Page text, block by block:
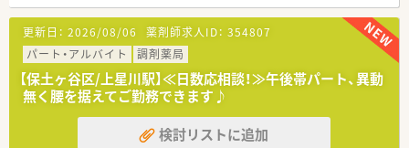
更新日： 2026/08/06 薬剤師求人ID： 354807
パート・アルバイト
調剤薬局
【保土ヶ谷区/上星川駅】≪日数応相談！≫午後帯パート、異動
無く腰を据えてご勤務できます♪
検討リストに追加